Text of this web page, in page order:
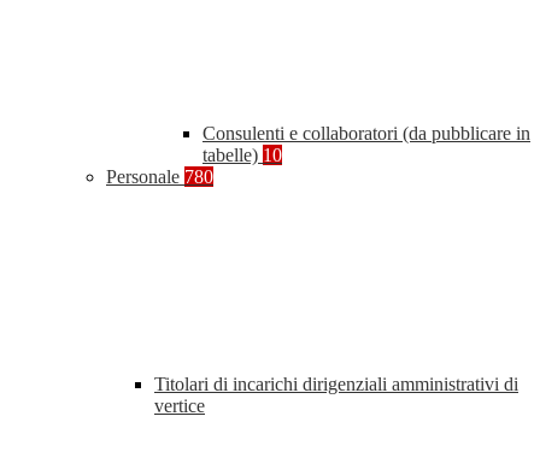
Consulenti e collaboratori (da pubblicare in
tabelle) 10
Personale 780
Titolari di incarichi dirigenziali amministrativi di
vertice